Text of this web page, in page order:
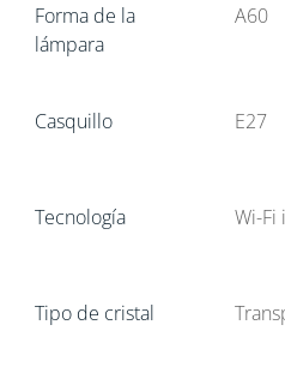
Forma de la
lámpara
A60
Casquillo E27
Tecnología Wi-Fi
Tipo de cristal